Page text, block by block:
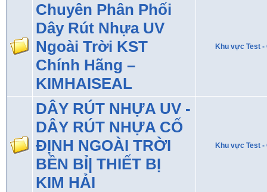
Chuyên Phân Phối
Dây Rút Nhựa UV
Ngoài Trời KST
Chính Hãng –
KIMHAISEAL
Khu vực Test
DÂY RÚT NHỰA UV -
DÂY RÚT NHỰA CỐ
ĐỊNH NGOÀI TRỜI
BỀN BỈ| THIẾT BỊ
KIM HẢI
Khu vực Test